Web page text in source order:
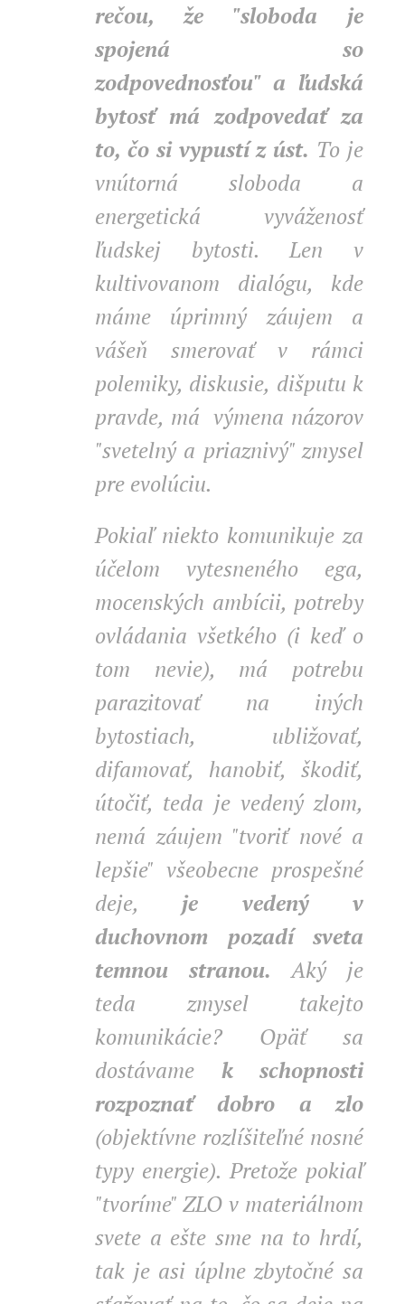
rečou, že "sloboda je
spojená so
zodpovednosťou" a ľudská
bytosť má zodpovedať za
to, čo si vypustí z úst. To je
vnútorná sloboda a
energetická vyváženosť
ľudskej bytosti. Len v
kultivovanom dialógu, kde
máme úprimný záujem a
vášeň smerovať v rámci
polemiky, diskusie, dišputu k
pravde, má výmena názorov
"svetelný a priaznivý" zmysel
pre evolúciu.
Pokiaľ niekto komunikuje za
účelom vytesneného ega,
mocenských ambícii, potreby
ovládania všetkého (i keď o
tom nevie), má potrebu
parazitovať na iných
bytostiach, ubližovať,
difamovať, hanobiť, škodiť,
útočiť, teda je vedený zlom,
nemá záujem "tvoriť nové a
lepšie" všeobecne prospešné
deje, je vedený v
duchovnom pozadí sveta
temnou stranou. Aký je
teda zmysel takejto
komunikácie? Opäť sa
dostávame k schopnosti
rozpoznať dobro a zlo
(objektívne rozlíšiteľné nosné
typy energie). Pretože pokiaľ
"tvoríme" ZLO v materiálnom
svete a ešte sme na to hrdí,
tak je asi úplne zbytočné sa